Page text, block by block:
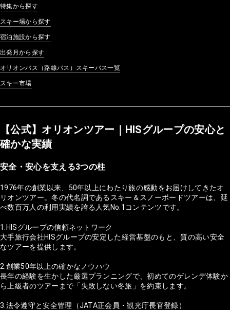
特集から探す
スキー場から探す
宿泊施設から探す
出発月から探す
オリオンバス（路線バス）スキーバス一覧
スキー市場
【公式】オリオンツアー｜HISグループの安心と
確かな実績
安全・安心を支える3つの柱
1976年の創業以来、50年以上にわたり旅の感動をお届けしてきたオ
リオンツアー。冬の代名詞であるスキー＆スノーボードツアーは、延
べ数百万人の利用実績を誇る人気No.1コンテンツです。
1.HISグループの信頼ネットワーク
大手旅行会社HISグループの安定した経営基盤のもと、質の高い安全
なツアーを提供します。
2.創業50年以上の確かなノウハウ
長年の経験を生かした厳選プランニングで、初めてのゲレンデ体験か
ら上級者のツアーまで「失敗しない冬旅」を約束します。
3.法令遵守と安全管理（JATA正会員・観光庁長官登録）